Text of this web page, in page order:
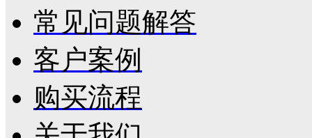
常见问题解答
客户案例
购买流程